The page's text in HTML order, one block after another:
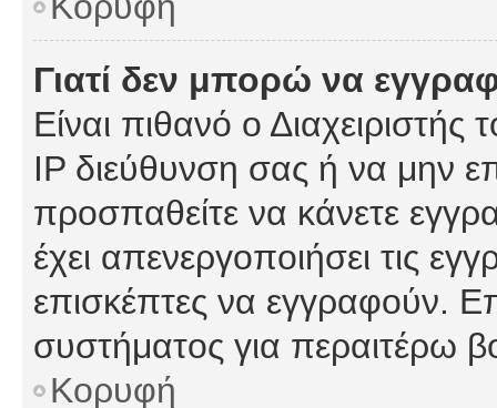
Γιατί δεν μπορώ να
Είναι πιθανό ο
IP διεύθυνση σας ή να μην
προσπαθείτε να κάνετε
έχει απενεργοποιήσει τις
επισκέπτες να εγγραφούν.
συστήματος για περαιτέρω
Κορυφή